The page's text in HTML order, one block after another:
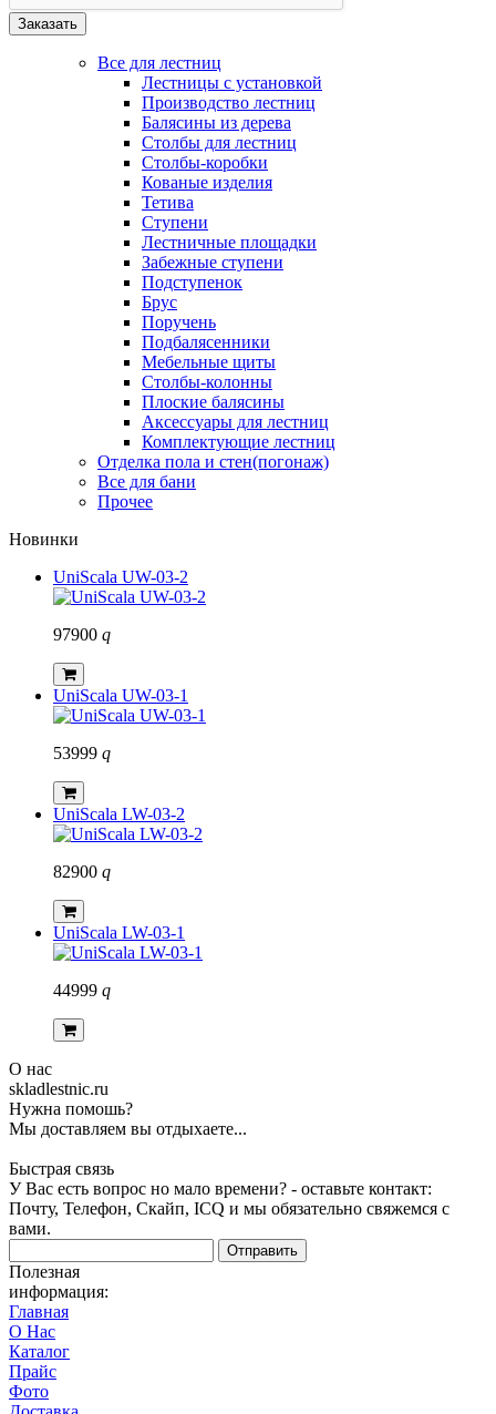
Все для лестниц
Лестницы с установкой
Производство лестниц
Балясины из дерева
Столбы для лестниц
Столбы-коробки
Кованые изделия
Тетива
Ступени
Лестничные площадки
Забежные ступени
Подступенок
Брус
Поручень
Подбалясенники
Мебельные щиты
Столбы-колонны
Плоские балясины
Аксессуары для лестниц
Комплектующие лестниц
Отделка пола и стен(погонаж)
Все для бани
Прочее
Новинки
UniScala UW-03-2
97900 q
UniScala UW-03-1
53999 q
UniScala LW-03-2
82900 q
UniScala LW-03-1
44999 q
О нас
skladlestnic.ru
Нужна помошь?
Мы доставляем вы отдыхаете...
Быстрая связь
У Вас есть вопрос но мало времени? - оставьте контакт:
Почту, Телефон, Скайп, ICQ и мы обязательно свяжемся с
вами.
Отправить
Полезная
информация:
Главная
О Нас
Каталог
Прайс
Фото